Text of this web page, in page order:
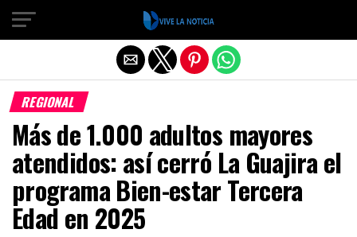
REGIONAL
Más de 1.000 adultos mayores
atendidos: así cerró La Guajira el
programa Bien-estar Tercera
Edad en 2025
Salir de la versión móvil